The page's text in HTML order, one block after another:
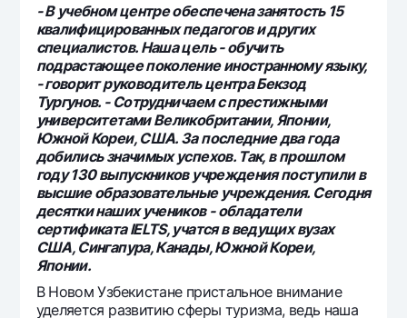
- В учебном центре обеспечена занятость 15
квалифицированных педагогов и других
специалистов. Наша цель - обучить
подрастающее поколение иностранному языку,
- говорит руководитель центра Бекзод
Тургунов. - Сотрудничаем с престижными
университетами Великобритании, Японии,
Южной Кореи, США. За последние два года
добились значимых успехов. Так, в прошлом
году 130 выпускников учреждения поступили в
высшие образовательные учреждения. Сегодня
десятки наших учеников - обладатели
сертификата IELTS, учатся в ведущих вузах
США, Сингапура, Канады, Южной Кореи,
Японии.
В Новом Узбекистане пристальное внимание
уделяется развитию сферы туризма, ведь наша